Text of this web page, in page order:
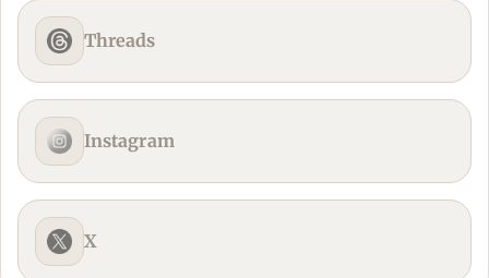
Threads
Instagram
X